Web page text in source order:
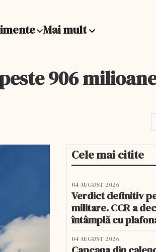
Mai mult
906
Cele mai citite
04 AUGUST 2026
Verdict definitiv
militare. CCR a
întâmplă cu
04 AUGUST 2026